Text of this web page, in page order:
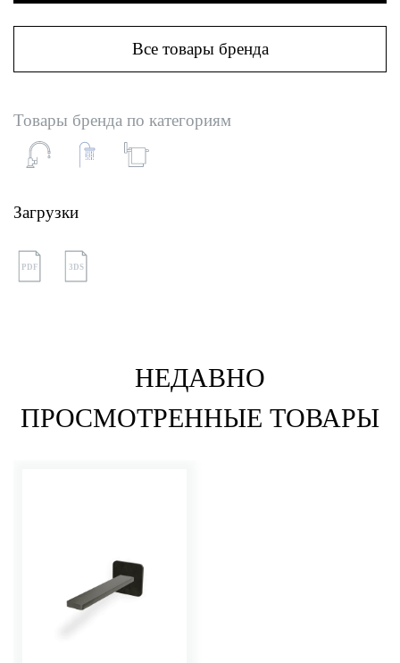
Все товары бренда
Товары бренда по категориям
Загрузки
PDF 3DS
НЕДАВНО
ПРОСМОТРЕННЫЕ ТОВАРЫ